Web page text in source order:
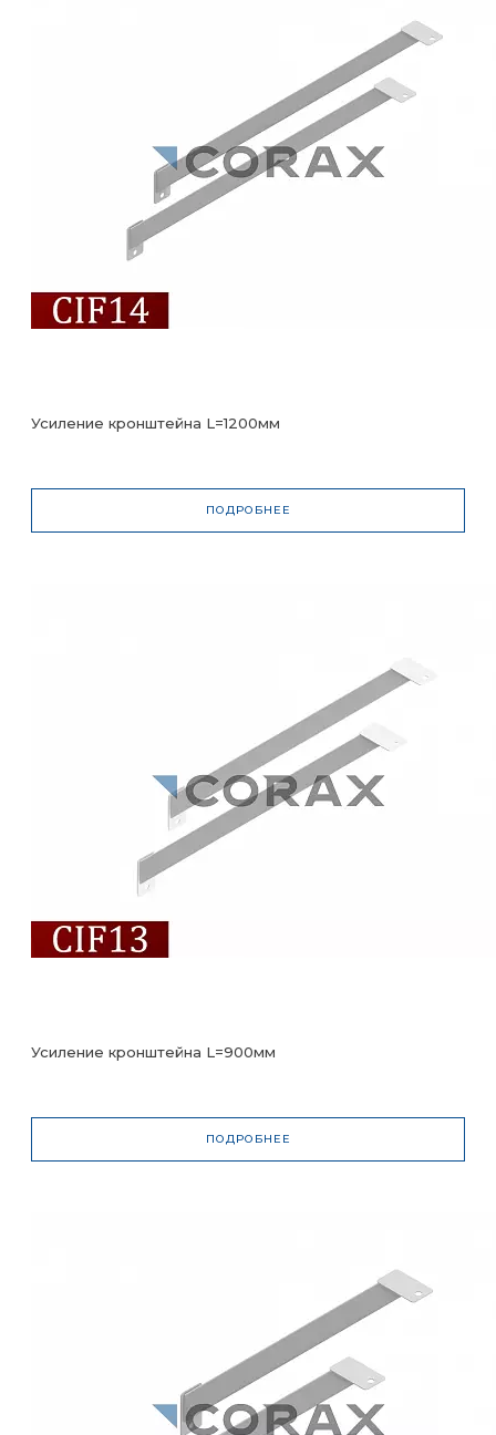
Усиление кронштейна L=1200мм
ПОДРОБНЕЕ
Усиление кронштейна L=900мм
ПОДРОБНЕЕ